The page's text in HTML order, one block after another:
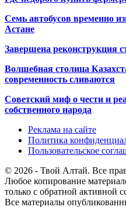
Семь автобусов временно
Астане
Завершена реконструкция
Волшебная столица
современность сливаются
Советский миф о чести и
собственного народа
Реклама на сайте
Политика
Пользовательское
© 2026 - Твой Алтай. Все
Любое копирование
только с обратной активной
Все материалы